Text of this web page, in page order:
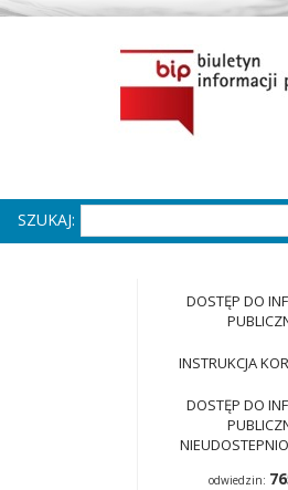
SZUKAJ: Wprowadź tekst do
DOSTĘP DO
INSTRUKCJA
DOSTĘP DO
odwiedzin: